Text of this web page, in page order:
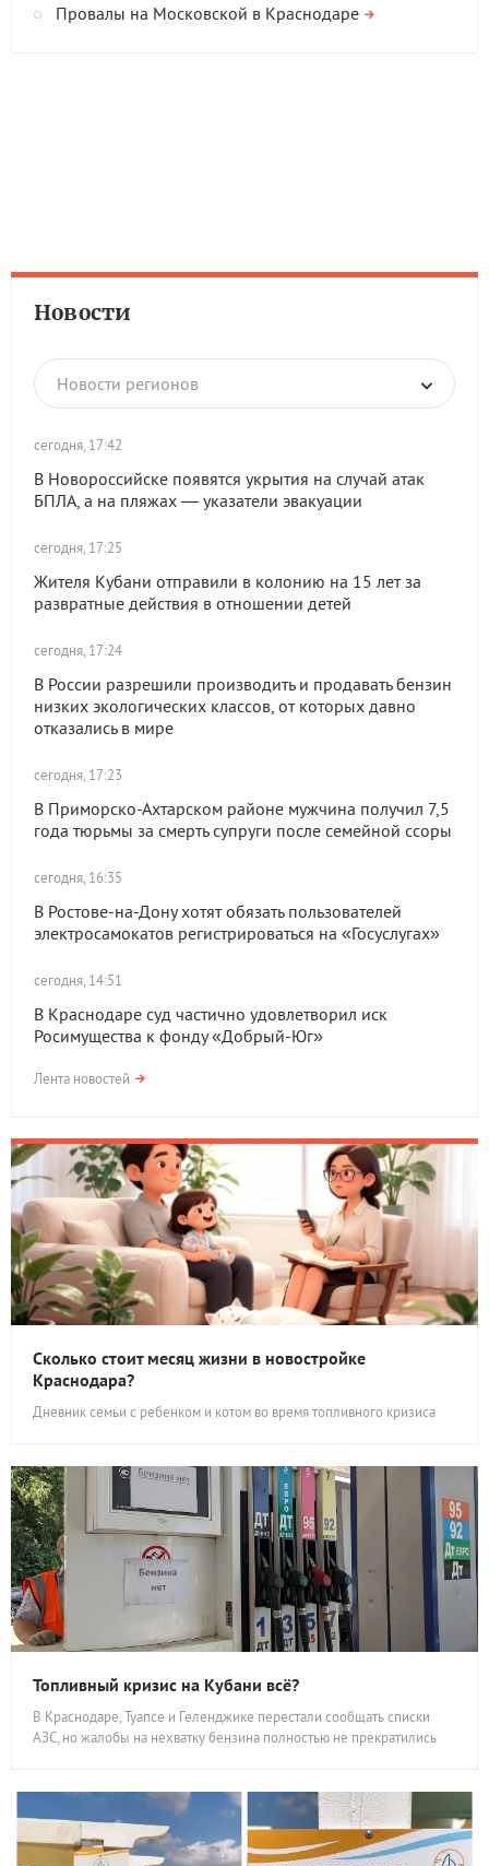
Провалы на Московской в Краснодаре
Новости
Новости регионов
сегодня, 17:42
В Новороссийске появятся укрытия на случай атак
БПЛА, а на пляжах — указатели эвакуации
сегодня, 17:25
Жителя Кубани отправили в колонию на 15 лет за
развратные действия в отношении детей
сегодня, 17:24
В России разрешили производить и продавать бензин
низких экологических классов, от которых давно
отказались в мире
сегодня, 17:23
В Приморско-Ахтарском районе мужчина получил 7,5
года тюрьмы за смерть супруги после семейной ссоры
сегодня, 16:35
В Ростове-на-Дону хотят обязать пользователей
электросамокатов регистрироваться на «Госуслугах»
сегодня, 14:51
В Краснодаре суд частично удовлетворил иск
Росимущества к фонду «Добрый-Юг»
Лента новостей
Сколько стоит месяц жизни в новостройке
Краснодара?
Дневник семьи с ребенком и котом во время топливного кризиса
Топливный кризис на Кубани всё?
В Краснодаре, Туапсе и Геленджике перестали сообщать списки
АЗС, но жалобы на нехватку бензина полностью не прекратились